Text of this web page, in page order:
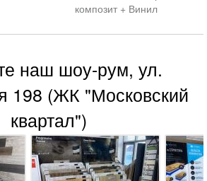
композит + Винил
наш шоу-рум, ул.
198 (ЖК "Московский
квартал")